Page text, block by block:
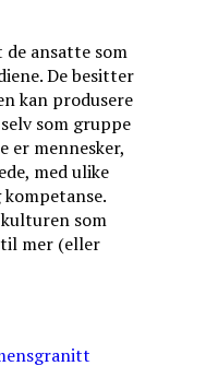
ansatte som
De besitter
kan produsere
som gruppe
er mennesker,
med ulike
som
mer (eller